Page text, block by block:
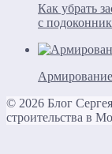
Как убрать
с
© 2026 Блог
строительства в